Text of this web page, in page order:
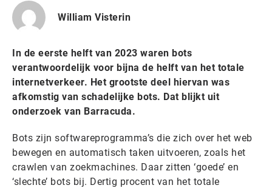
William Visterin
In de eerste helft van 2023 waren bots
verantwoordelijk voor bijna de helft van het totale
internetverkeer. Het grootste deel hiervan was
afkomstig van schadelijke bots. Dat blijkt uit
onderzoek van Barracuda.
Bots zijn softwareprogramma’s die zich over het web
bewegen en automatisch taken uitvoeren, zoals het
crawlen van zoekmachines. Daar zitten ‘goede’ en
‘slechte’ bots bij. Dertig procent van het totale